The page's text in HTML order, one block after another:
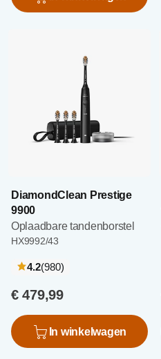
DiamondClean Prestige
9900
Oplaadbare tandenborstel
HX9992/43
4.2(980recensies
)
€ 479,99
In winkelwagen